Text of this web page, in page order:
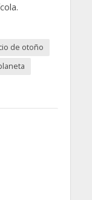
de otoño